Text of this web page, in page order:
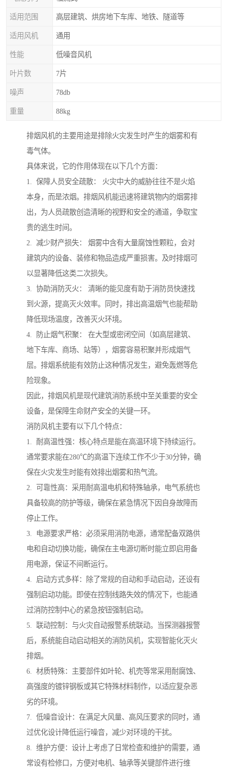
适用范围 高层建筑、烘房地下车库、地铁、隧道等
适用风机 通用
性能 低噪音风机
叶片数 7片
噪声 78db
重量 88kg
排烟风机的主要用途是排除火灾发生时产生的烟雾和有
毒气体。
具体来说，它的作用体现在以下几个方面：
1. 保障人员安全疏散： 火灾中大的威胁往往不是火焰
本身，而是浓烟。排烟风机能迅速将建筑物内的烟雾排
出，为人员疏散创造清晰的视野和安全的通道，争取宝
贵的逃生时间。
2. 减少财产损失： 烟雾中含有大量腐蚀性颗粒，会对
建筑内的设备、装修和物品造成严重损害。及时排烟可
以显著降低这类二次损失。
3. 协助消防灭火： 清晰的能见度有助于消防员快速找
到火源，提高灭火效率。同时，排出高温烟气也能帮助
降低现场温度，改善灭火环境。
4. 防止烟气积聚： 在大型或密闭空间（如高层建筑、
地下车库、商场、站等），烟雾容易积聚并形成烟气
层。排烟系统能有效防止这种情况发生，避免轰燃等危
险现象。
因此，排烟风机是现代建筑消防系统中至关重要的安全
设备，是保障生命财产安全的关键一环。
消防风机主要有以下几个特点：
1. 耐高温性强：核心特点是能在高温环境下持续运行。
通常要求能在280℃的高温下连续工作不少于30分钟，确
保在火灾发生时能有效排出烟雾和热气流。
2. 可靠性高：采用耐高温电机和特殊轴承，电气系统也
具备较高的防护等级，确保在紧急情况下因自身故障而
停止工作。
3. 电源要求严格：必须采用消防电源，通常配备双路供
电和自动切换功能，确保在主电源切断时能立即启用备
用电源，保证不间断运行。
4. 启动方式多样：除了常规的自动和手动启动，还设有
强制启动功能。即使在控制线路失效的情况下，也能通
过消防控制中心的紧急按钮强制启动。
5. 联动控制：与火灾自动报警系统联动。当探测器报警
后，系统能自动启动相关的消防风机，实现智能化灭火
排烟。
6. 材质特殊：主要部件如叶轮、机壳等常采用耐腐蚀、
高强度的镀锌钢板或其它特殊材料制作，以适应复杂恶
劣的环境。
7. 低噪音设计：在满足大风量、高风压要求的同时，通
过优化设计降低运行噪音，减少对环境的干扰。
8. 维护方便：设计上考虑了日常检查和维护的需要，通
常设有检修口，方便对电机、轴承等关键部件进行维